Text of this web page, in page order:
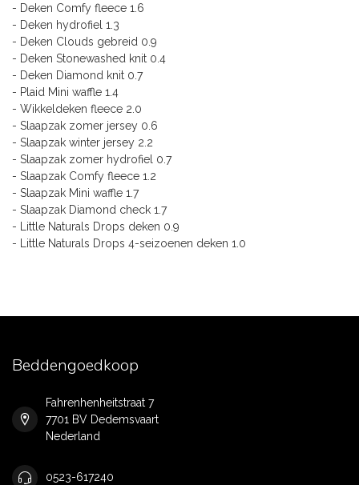
- Deken Comfy fleece 1.6
- Deken hydrofiel 1.3
- Deken Clouds gebreid 0.9
- Deken Stonewashed knit 0.4
- Deken Diamond knit 0.7
- Plaid Mini waffle 1.4
- Wikkeldeken fleece 2.0
- Slaapzak zomer jersey 0.6
- Slaapzak winter jersey 2.2
- Slaapzak zomer hydrofiel 0.7
- Slaapzak Comfy fleece 1.2
- Slaapzak Mini waffle 1.7
- Slaapzak Diamond check 1.7
- Little Naturals Drops deken 0.9
- Little Naturals Drops 4-seizoenen deken 1.0
Beddengoedkoop
Fahrenhenheitstraat 7
7701 BV Dedemsvaart
Nederland
0523-617240